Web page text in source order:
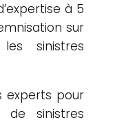
à 5
sur
sinistres
experts pour
sinistres